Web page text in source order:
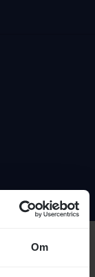
Om
blev det
fyra på listednivå.